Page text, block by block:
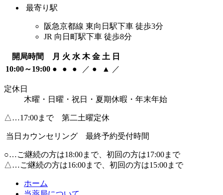
最寄り駅
阪急京都線 東向日駅下車 徒歩3分
JR 向日町駅下車 徒歩8分
開局時間 月 火 水 木 金 土 日
10:00～19:00 ● ● ● ／ ● ▲ ／
定休日
木曜・日曜・祝日・夏期休暇・年末年始
△…17:00まで 第二土曜定休
当日カウンセリング 最終予約受付時間
○…ご継続の方は18:00まで、初回の方は17:00まで
△…ご継続の方は16:00まで、初回の方は15:00まで
ホーム